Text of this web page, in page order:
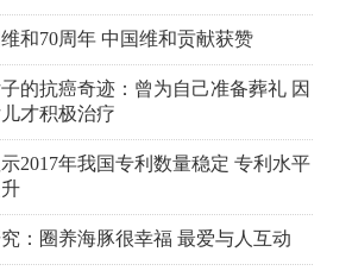
和70周年 中国维和贡献获赞
的抗癌奇迹：曾为自己准备葬礼 因
才积极治疗
2017年我国专利数量稳定 专利水平
：圈养海豚很幸福 最爱与人互动